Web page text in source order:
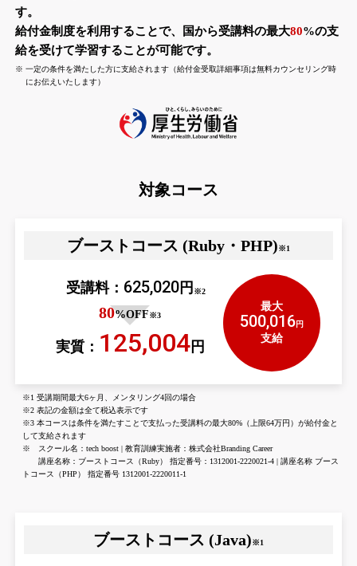
す。
給付金制度を利用することで、国から受講料の最大80%の支
給を受けて学習することが可能です。
※ 一定の条件を満たした方に支給されます（給付金受取詳細事項は無料カウンセリング時
にお伝えいたします）
対象コース
ブーストコース (Ruby・PHP)※1
受講料： 625,020 円 ※2
80%OFF※3
実質： 125,004円
最大
500,016円
支給
※1 受講期間最大6ヶ月、メンタリング4回の場合
※2 表記の金額は全て税込表示です
※3 本コースは条件を満たすことで支払った受講料の最大80%（上限64万円）が給付金と
して支給されます
※ スクール名：tech boost | 教育訓練実施者：株式会社Branding Career
講座名称：ブーストコース（Ruby） 指定番号：1312001-2220021-4 | 講座名称 ブース
トコース（PHP） 指定番号 1312001-2220011-1
ブーストコース (Java)※1